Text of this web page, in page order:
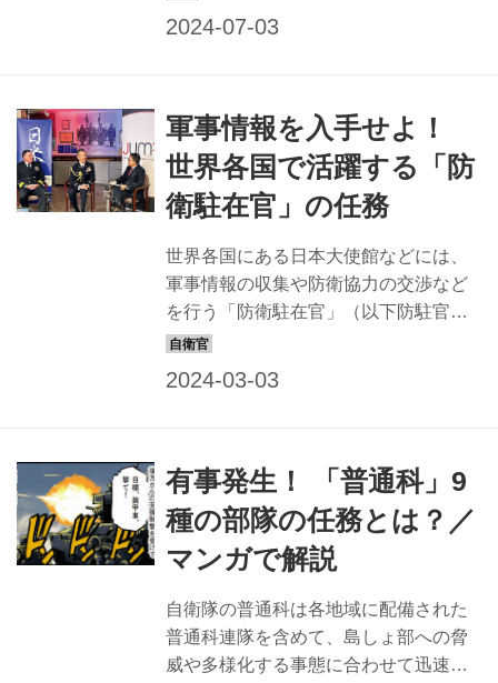
を紹介しよう。 災害派遣でも活躍する
5隻の補給艦 「補給艦」とは、洋上で
ほかの艦へ燃料や物資を補給する艦艇
のこと。 現在、海上自衛隊には基準排
隻、8100トンの『とわだ」型が3隻就
航しており、横須賀の第1海上補給隊に
配備されている。 補給艦はヘリコプタ
ー甲板も設置。自衛隊艦艇への補...
軍事情報を入手せよ！
世界各国で活躍する「防
衛駐在官」の任務
世界各国にある日本大使館などには、
軍事情報の収集や防衛協力の交渉など
を行う「防衛駐在官」（以下防駐官）
と呼ばれる自衛官が赴任しています。
官”となって、各国のお客さまをもてな
し、信頼関係を深め、さらに日本の文
化を世界に伝える役目を果たしている
のです。 その日本の“おもてなし”が、
一丸となって世界の客人を魅了する、
防衛駐在官とその家族の“おもてなし
術“を紹介します。 世界各国で活躍する
有事発生！ 「普通科」9
種の部隊の任務とは？／
マンガで解説
自衛隊の普通科は各地域に配備された
普通科連隊を含めて、島しょ部への脅
威や多様化する事態に合わせて迅速に